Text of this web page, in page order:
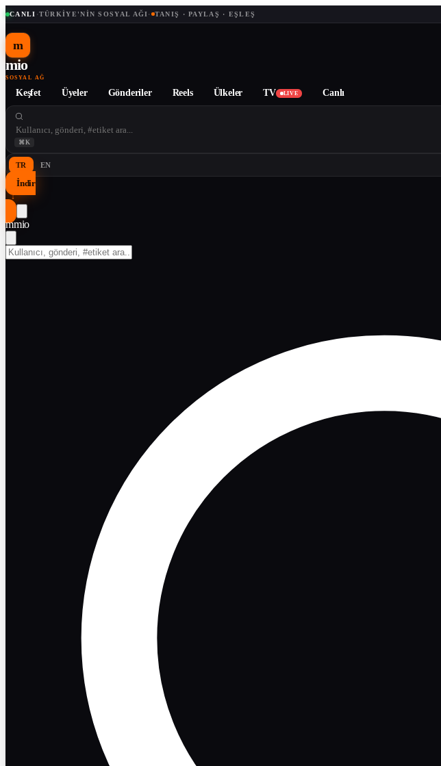
CANLI ·TÜRKIYE'NIN SOSYAL AĞI· TANIŞ · PAYLAŞ · EŞLEŞ
m
mio
SOSYAL AĞ
Keşfet Üyeler Gönderiler Reels Ülkeler TV LIVE Canlı
⌘K
TR EN
İndir
↓
mmio